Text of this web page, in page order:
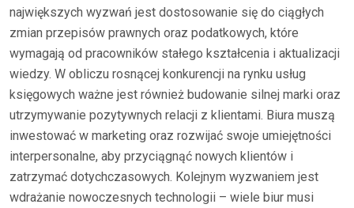
największych wyzwań jest dostosowanie się do ciągłych
zmian przepisów prawnych oraz podatkowych, które
wymagają od pracowników stałego kształcenia i aktualizacji
wiedzy. W obliczu rosnącej konkurencji na rynku usług
księgowych ważne jest również budowanie silnej marki oraz
utrzymywanie pozytywnych relacji z klientami. Biura muszą
inwestować w marketing oraz rozwijać swoje umiejętności
interpersonalne, aby przyciągnąć nowych klientów i
zatrzymać dotychczasowych. Kolejnym wyzwaniem jest
wdrażanie nowoczesnych technologii – wiele biur musi